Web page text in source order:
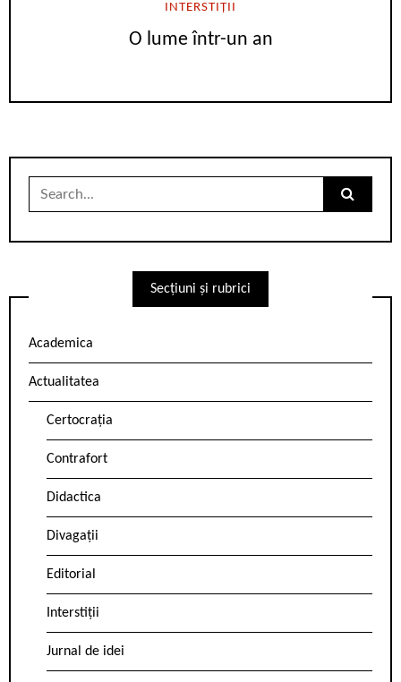
INTERSTIȚII
O lume într-un an
Search
Secțiuni și rubrici
Academica
Actualitatea
Certocrația
Contrafort
Didactica
Divagații
Editorial
Interstiții
Jurnal de idei